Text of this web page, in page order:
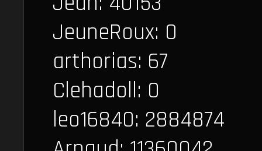
JeuneRoux: 0
arthorias: 67
Clehadoll: 0
leo16840: 2884874